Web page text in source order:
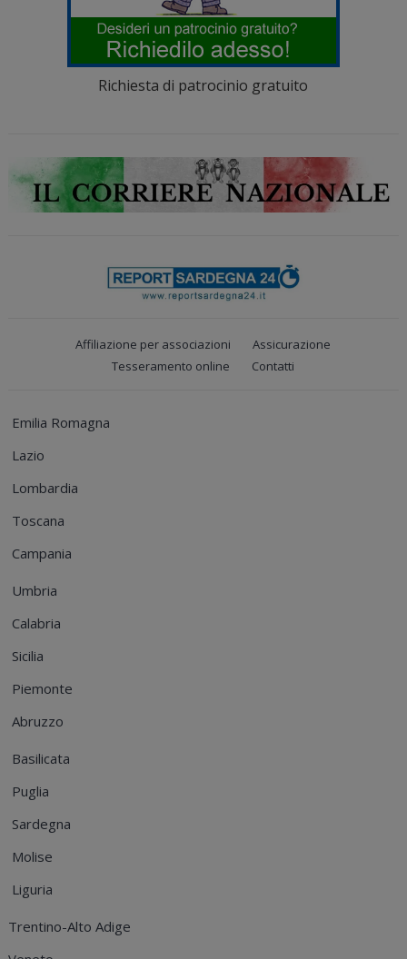
Richiesta di patrocinio gratuito
Affiliazione per associazioni
Assicurazione
Tesseramento online
Contatti
Emilia Romagna
Lazio
Lombardia
Toscana
Campania
Umbria
Calabria
Sicilia
Piemonte
Abruzzo
Basilicata
Puglia
Sardegna
Molise
Liguria
Trentino-Alto Adige